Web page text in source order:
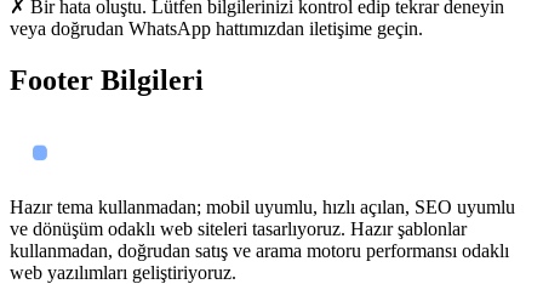
✗ Bir hata oluştu. Lütfen bilgilerinizi kontrol edip tekrar deneyin
veya doğrudan WhatsApp hattımızdan iletişime geçin.
Footer Bilgileri
Hazır tema kullanmadan; mobil uyumlu, hızlı açılan, SEO uyumlu
ve dönüşüm odaklı web siteleri tasarlıyoruz. Hazır şablonlar
kullanmadan, doğrudan satış ve arama motoru performansı odaklı
web yazılımları geliştiriyoruz.